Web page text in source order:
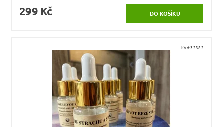
299 Kč
Kód:32382